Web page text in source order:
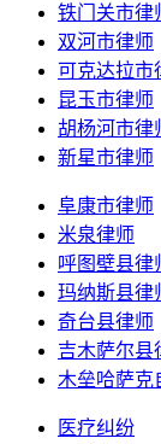
铁门关市律
双河市律师
可克达拉市
昆玉市律师
胡杨河市律
新星市律师
阜康市律师
米泉律师
呼图壁县律
玛纳斯县律
奇台县律师
吉木萨尔县
木垒哈萨克
医疗纠纷